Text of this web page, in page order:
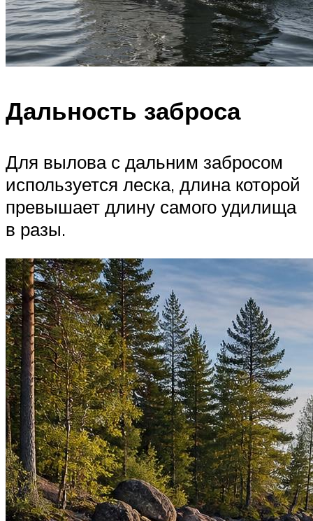
Дальность заброса
Для вылова с дальним забросом
используется леска, длина которой
превышает длину самого удилища
в разы.